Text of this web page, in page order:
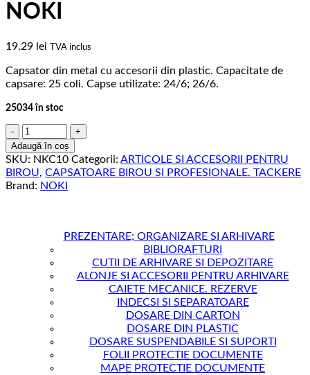
NOKI
19.29 lei TVA inclus
Capsator din metal cu accesorii din plastic. Capacitate de
capsare: 25 coli. Capse utilizate: 24/6; 26/6.
25034 în stoc
Cantitate
CAPSATOR
25
COLI
24/6
ARGINTIU
Adaugă în coș
SKU: NKC10 Categorii: ARTICOLE SI ACCESORII PENTRU
BIROU, CAPSATOARE BIROU SI PROFESIONALE. TACKERE
Brand: NOKI
PREZENTARE; ORGANIZARE SI ARHIVARE
BIBLIORAFTURI
CUTII DE ARHIVARE SI DEPOZITARE
ALONJE SI ACCESORII PENTRU ARHIVARE
CAIETE MECANICE. REZERVE
INDECSI SI SEPARATOARE
DOSARE DIN CARTON
DOSARE DIN PLASTIC
DOSARE SUSPENDABILE SI SUPORTI
FOLII PROTECTIE DOCUMENTE
MAPE PROTECTIE DOCUMENTE